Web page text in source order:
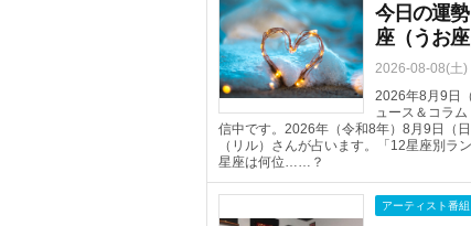
今日の運
座（うお
2026-08-08(土)
2026年8月9日
ュース＆コラ
信中です。2026年（令和8年）8月9日（
（リル）さんが占います。「12星座別
星座は何位……？
アーティスト番組